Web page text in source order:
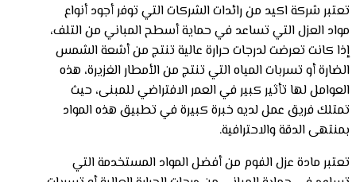
تعتبر شركة اكيد من رائدات الشركات التي توفر أجود أنواع
مواد العزل التي تساعد في حماية أسطح المباني من التلف،
إذا كانت تعرضت لدرجات حرارة عالية تنتج من أشعة الشمس
الضارة أو تسربات المياه التي تنتج من الأمطار الغزيرة، هذه
العوامل لها تأثير كبير في العمر الافتراضي للمبنى، حيث
تمتلك فريق عمل لديه خبرة كبيرة في تطبيق هذه المواد
بمنتهى الدقة والاحترافية.
تعتبر مادة عزل الفوم من أفضل المواد المستخدمة التي